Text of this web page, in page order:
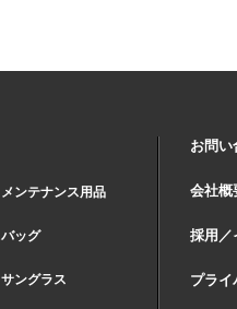
メンテナンス用品
バッグ
サングラス
お問
会社概
採用／
プラ